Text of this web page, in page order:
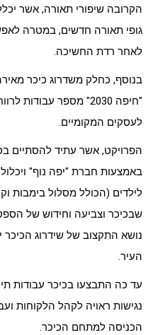
הקרובה שיפורי תאורה, אשר
גופי תאורה חדשים, במטרה
לאחר רדת החשיכה.
בנוסף, כחלק משדרוג כיכר
"חיפה 2030" מספר
לעסקים המקומיים.
באמצעות חברת "יפה נוף"
לילדים (הכולל מסלול בימבות
שבכיכר וצביעה וחידוש של
נושא התקצוב של שידרוג
העיר.
עד כה התבצעו בכיכר עבודות
נגישות ראויה לקהל הלקוחות
הכניסה למתחם הכיכר.